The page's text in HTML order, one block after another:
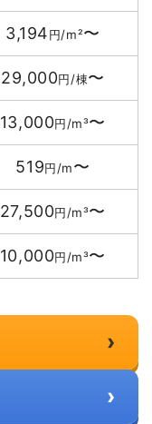
3,194円/m²〜
29,000円/棟〜
13,000円/m³〜
519円/m〜
27,500円/m³〜
10,000円/m³〜
›
›